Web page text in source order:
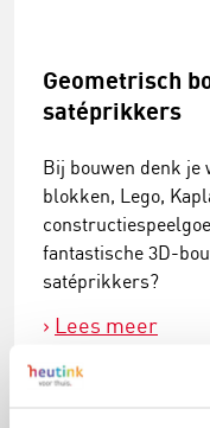
Geometrisch
satéprikkers
Bij bouwen denk je
blokken, Lego,
fantastische 3D-
satéprikkers?
Lees meer